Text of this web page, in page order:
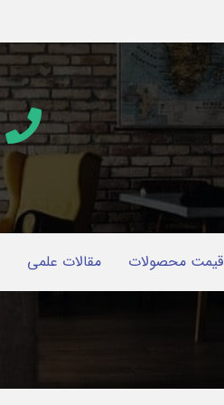
محصولات مقالات علمی